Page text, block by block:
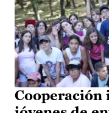
Cooperación